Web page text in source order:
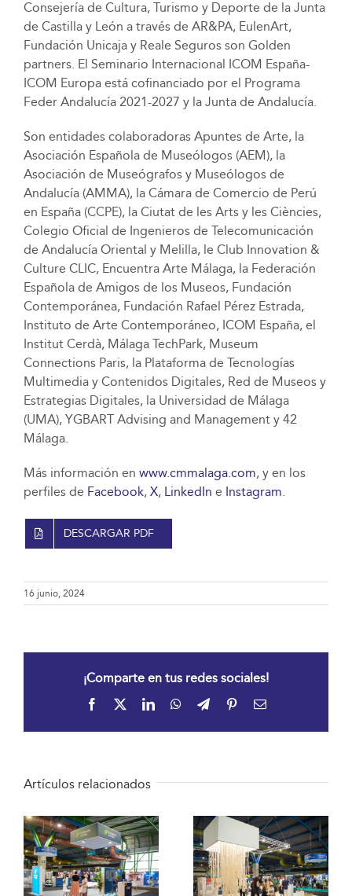
Consejería de Cultura, Turismo y Deporte de la Junta
de Castilla y León a través de AR&PA, EulenArt,
Fundación Unicaja y Reale Seguros son Golden
partners. El Seminario Internacional ICOM España-
ICOM Europa está cofinanciado por el Programa
Feder Andalucía 2021-2027 y la Junta de Andalucía.
Son entidades colaboradoras Apuntes de Arte, la
Asociación Española de Museólogos (AEM), la
Asociación de Museógrafos y Museólogos de
Andalucía (AMMA), la Cámara de Comercio de Perú
en España (CCPE), la Ciutat de les Arts y les Ciències,
Colegio Oficial de Ingenieros de Telecomunicación
de Andalucía Oriental y Melilla, le Club Innovation &
Culture CLIC, Encuentra Arte Málaga, la Federación
Española de Amigos de los Museos, Fundación
Contemporánea, Fundación Rafael Pérez Estrada,
Instituto de Arte Contemporáneo, ICOM España, el
Institut Cerdà, Málaga TechPark, Museum
Connections Paris, la Plataforma de Tecnologías
Multimedia y Contenidos Digitales, Red de Museos y
Estrategias Digitales, la Universidad de Málaga
(UMA), YGBART Advising and Management y 42
Málaga.
Más información en www.cmmalaga.com, y en los
perfiles de Facebook, X, LinkedIn e Instagram.
DESCARGAR PDF
16 junio, 2024
¡Comparte en tus redes sociales!
Facebook LinkedInWhatsApp
TelegramPinterestCorreo
Artículos relacionados